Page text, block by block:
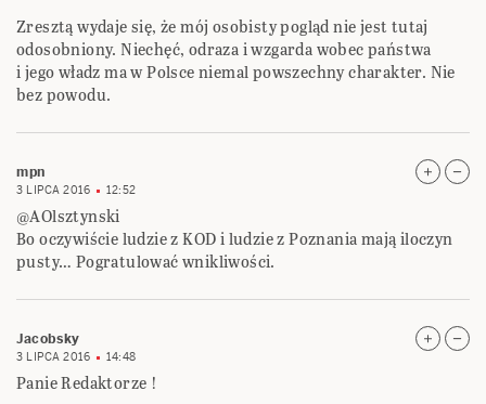
Zresztą wydaje się, że mój osobisty pogląd nie jest tutaj
odosobniony. Niechęć, odraza i wzgarda wobec państwa
i jego władz ma w Polsce niemal powszechny charakter. Nie
bez powodu.
mpn
3 LIPCA 2016 12:52
@AOlsztynski
Bo oczywiście ludzie z KOD i ludzie z Poznania mają iloczyn
pusty… Pogratulować wnikliwości.
Jacobsky
3 LIPCA 2016 14:48
Panie Redaktorze !